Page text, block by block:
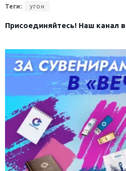
Теги: угон
Присоединяйтесь! Наш канал в